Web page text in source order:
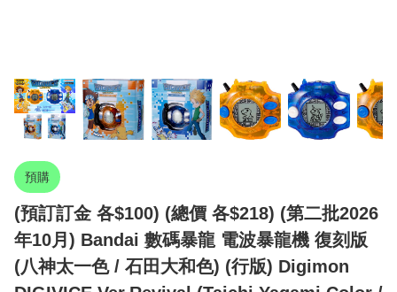
預購
(預訂訂金 各$100) (總價 各$218) (第二批2026
年10月) Bandai 數碼暴龍 電波暴龍機 復刻版
(八神太一色 / 石田大和色) (行版) Digimon